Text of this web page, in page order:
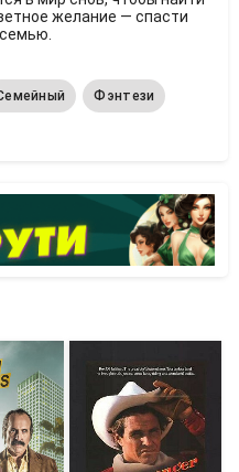
желание — спасти
Фэнтези